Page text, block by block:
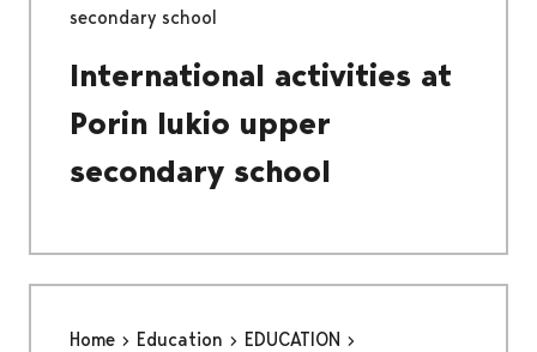
secondary school
International activities at
Porin lukio upper
secondary school
Home Education
EDUCATION